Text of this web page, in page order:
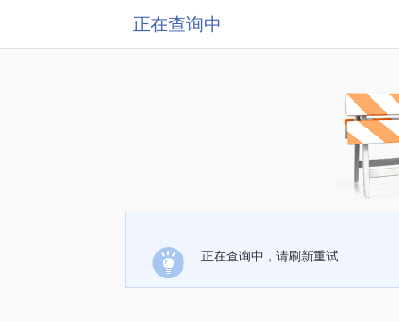
正在查询中
正在查询中，请刷新重试